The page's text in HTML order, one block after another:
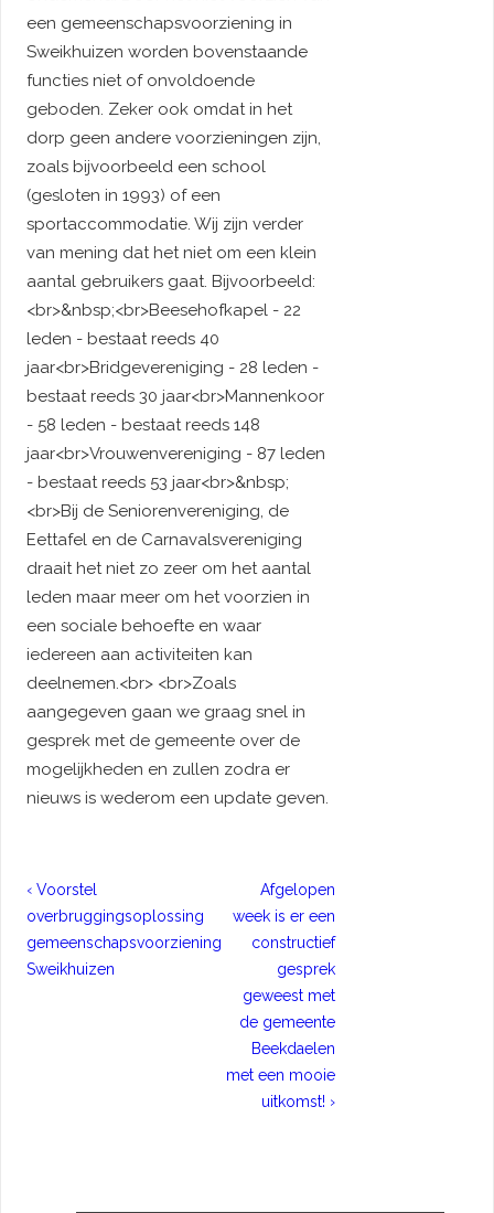
een gemeenschapsvoorziening in
Sweikhuizen worden bovenstaande
functies niet of onvoldoende
geboden. Zeker ook omdat in het
dorp geen andere voorzieningen zijn,
zoals bijvoorbeeld een school
(gesloten in 1993) of een
sportaccommodatie. Wij zijn verder
van mening dat het niet om een klein
aantal gebruikers gaat. Bijvoorbeeld:
<br>&nbsp;<br>Beesehofkapel - 22
leden - bestaat reeds 40
jaar<br>Bridgevereniging - 28 leden -
bestaat reeds 30 jaar<br>Mannenkoor
- 58 leden - bestaat reeds 148
jaar<br>Vrouwenvereniging - 87 leden
- bestaat reeds 53 jaar<br>&nbsp;
<br>Bij de Seniorenvereniging, de
Eettafel en de Carnavalsvereniging
draait het niet zo zeer om het aantal
leden maar meer om het voorzien in
een sociale behoefte en waar
iedereen aan activiteiten kan
deelnemen.<br> <br>Zoals
aangegeven gaan we graag snel in
gesprek met de gemeente over de
mogelijkheden en zullen zodra er
nieuws is wederom een update geven.
Bericht
navigatie
Previous
Post
is
‹ Voorstel
overbruggingsoplossing
gemeenschapsvoorziening
Sweikhuizen
Next
Post
is
Afgelopen
week is er een
constructief
gesprek
geweest met
de gemeente
Beekdaelen
met een mooie
uitkomst! ›